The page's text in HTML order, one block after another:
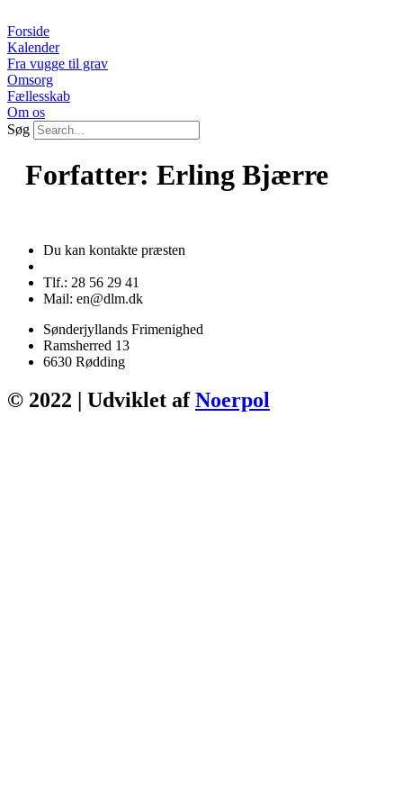
til
indhold
Forside
Kalender
Fra vugge til grav
Omsorg
Fællesskab
Om os
Søg
Forfatter: Erling Bjærre
Du kan kontakte præsten
Tlf.: 28 56 29 41
Mail: en@dlm.dk
Sønderjyllands Frimenighed
Ramsherred 13
6630 Rødding
© 2022 | Udviklet afNoerpol